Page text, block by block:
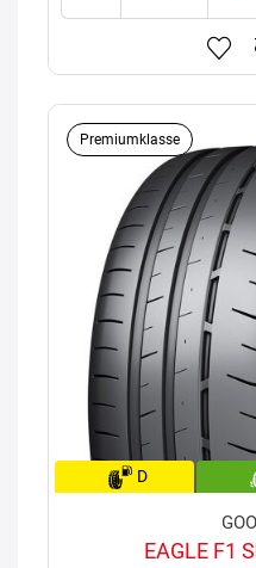
Premiumklasse
D
EAGLE F1